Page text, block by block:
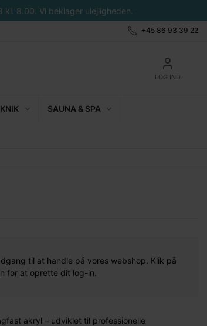
8.00. Vi beklager ulejligheden.
+45 86 93 39 22
LOG IND
SAUNA & SPA
til at handle på vores webshop. Klik på
for at oprette dit log-in.
akryl – udviklet til professionelle